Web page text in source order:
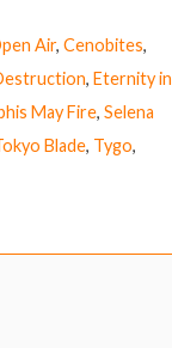
Air, Cenobites,
, Eternity in
May Fire, Selena
Blade, Tygo,